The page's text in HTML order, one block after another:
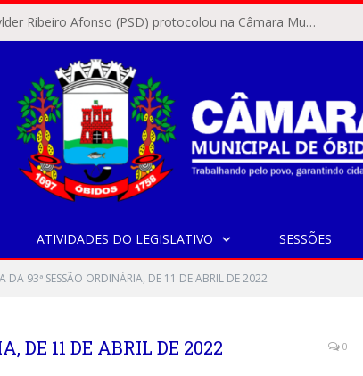
O vereador Rylder Ribeiro Afonso (PSD) protocolou na Câmara Municipal de Óbidos o Requerimento nº 346/2026.
ATIVIDADES DO LEGISLATIVO SESSÕES
DA 93ª SESSÃO ORDINÁRIA, DE 11 DE ABRIL DE 2022
DE 11 DE ABRIL DE 2022 0